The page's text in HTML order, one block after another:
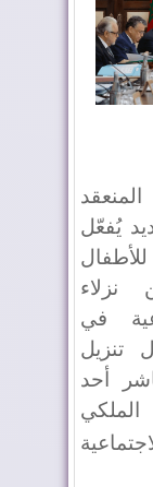
يُفعّل
نزلاء
في
تنزيل
أحد
الملكي